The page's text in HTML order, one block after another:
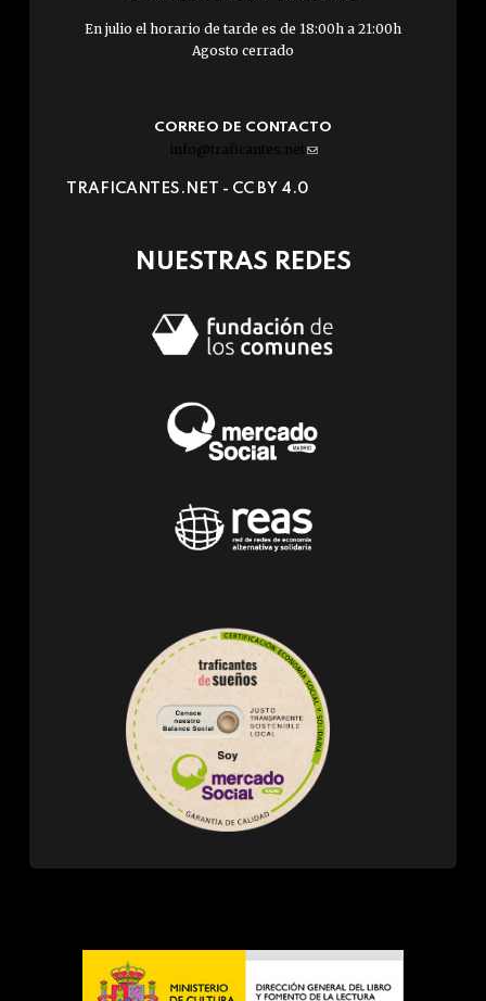
En julio el horario de tarde es de 18:00h a 21:00h
Agosto cerrado
CORREO DE CONTACTO
info@traficantes.net (link
e-
TRAFICANTES.NET - CC BY 4.0
NUESTRAS REDES